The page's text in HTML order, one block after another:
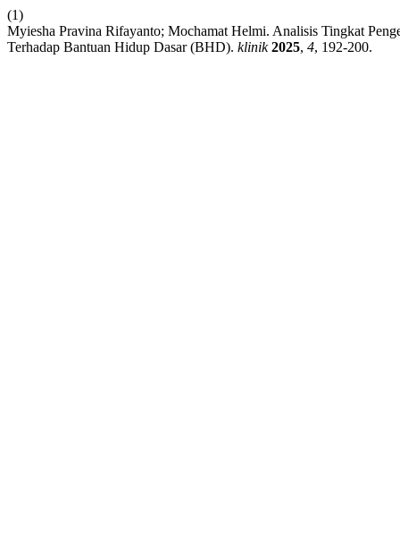
(1)
Myiesha Pravina Rifayanto; Mochamat Helmi. Analisis Tingkat
Terhadap Bantuan Hidup Dasar (BHD). klinik 2025, 4, 192-200.